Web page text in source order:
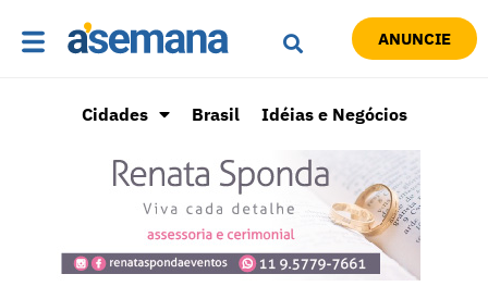
ANUNCIE
Cidades Brasil Idéias e Negócios